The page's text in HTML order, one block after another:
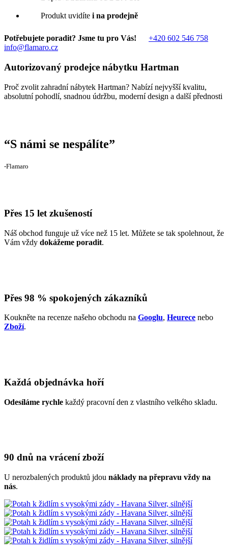
Produkt uvidíte i na prodejně
Potřebujete poradit? Jsme tu pro Vás!
+420 602 546 758
info@flamaro.cz
Autorizovaný prodejce nábytku Hartman
Proč zvolit zahradní nábytek Hartman? Nabízí nejvyšší kvalitu,
absolutní pohodlí, snadnou údržbu, moderní design a další přednosti
“S námi se nespálíte”
‐Flamaro
Přes 15 let zkušeností
Náš obchod funguje už více než 15 let. Můžete se tak spolehnout, že
Vám vždy dokážeme poradit.
Přes 98 % spokojených zákazníků
Koukněte na recenze našeho obchodu na Googlu, Heurece nebo
Zboží.
Každá objednávka hoří
Odesíláme rychle každý pracovní den z vlastního velkého skladu.
90 dnů na vrácení zboží
U nerozbalených produktů jdou náklady na přepravu vždy na
nás.